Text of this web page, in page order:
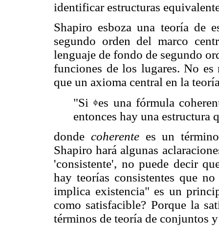
identificar estructuras
Shapiro esboza una teoría de
segundo orden del marco
lenguaje de fondo de segundo
funciones de los lugares. No es
que un axioma central en la
"Si es una fórmula
entonces hay una estructura
donde coherente es un
Shapiro hará algunas
'consistente', no puede decir
hay teorías consistentes que
implica existencia" es un
como satisfacible? Porque la
términos de teoría de conjuntos